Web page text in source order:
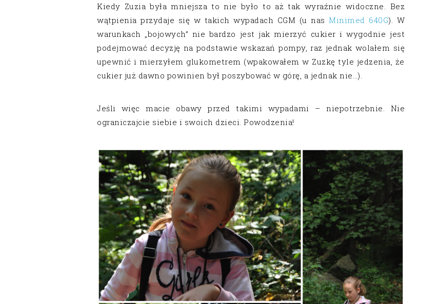
Kiedy Zuzia była mniejsza to nie było to aż tak wyraźnie widoczne. Bez
wątpienia przydaje się w takich wypadach CGM (u nas Minimed 640G). W
warunkach „bojowych” nie bardzo jest jak mierzyć cukier i wygodnie jest
podejmować decyzję na podstawie wskazań pompy, raz jednak wolałem się
upewnić i mierzyłem glukometrem (wpakowałem w Zuzkę tyle jedzenia, że
cukier już dawno powinien był poszybować w górę, a jednak nie…).
Jeśli więc macie obawy przed takimi wypadami – niepotrzebnie. Nie
ograniczajcie siebie i swoich dzieci. Powodzenia!